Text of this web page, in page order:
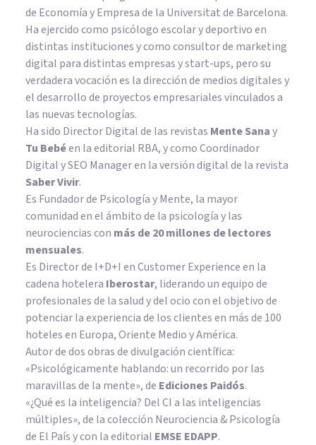
de Economía y Empresa de la Universitat de Barcelona.
Ha ejercido como psicólogo escolar y deportivo en
distintas instituciones y como consultor de marketing
digital para distintas empresas y start-ups, pero su
verdadera vocación es la dirección de medios digitales y
el desarrollo de proyectos empresariales vinculados a
las nuevas tecnologías.
Ha sido Director Digital de las revistas Mente Sanay
Tu Bebéen la editorial RBA, y como Coordinador
Digital y SEO Manager en la versión digital de la revista
Saber Vivir.
Es Fundador de Psicología y Mente, la mayor
comunidad en el ámbito de la psicología y las
neurociencias con más de 20 millones de lectores
mensuales.
Es Director de I+D+I en Customer Experience en la
cadena hotelera Iberostar, liderando un equipo de
profesionales de la salud y del ocio con el objetivo de
potenciar la experiencia de los clientes en más de 100
hoteles en Europa, Oriente Medio y América.
Autor de dos obras de divulgación científica:
«Psicológicamente hablando: un recorrido por las
maravillas de la mente», de Ediciones Paidós.
«¿Qué es la inteligencia? Del CI a las inteligencias
múltiples», de la colección Neurociencia & Psicología
de El País y con la editorial EMSE EDAPP.